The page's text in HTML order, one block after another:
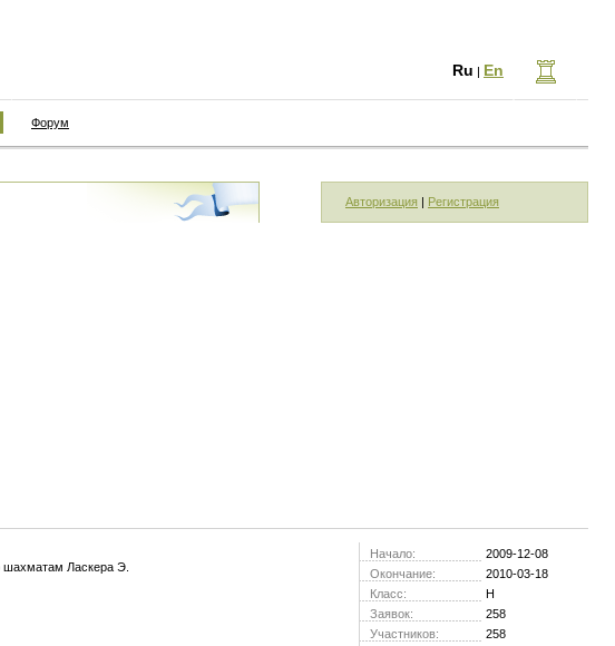
Ru | En
Форум
Авторизация | Регистрация
шахматам Ласкера Э.
Начало:
2009-12-08
Окончание:
2010-03-18
Класс:
H
Заявок:
258
Участников:
258